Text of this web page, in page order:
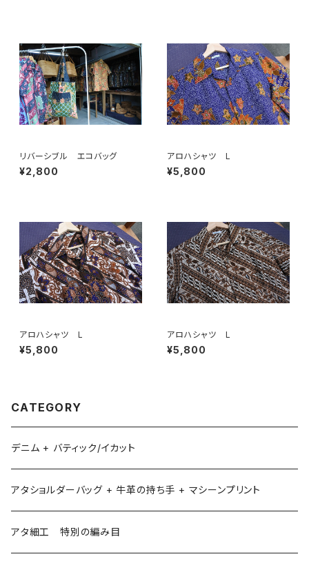
リバーシブル エコバッグ
¥2,800
アロハシャツ L
¥5,800
アロハシャツ L
¥5,800
アロハシャツ L
¥5,800
CATEGORY
デニム + バティック/イカット
アタショルダーバッグ + 牛革の持ち手 + マシーンプリント
アタ細工 特別の編み目